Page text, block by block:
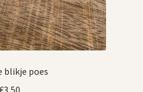
blikje poes
3,50